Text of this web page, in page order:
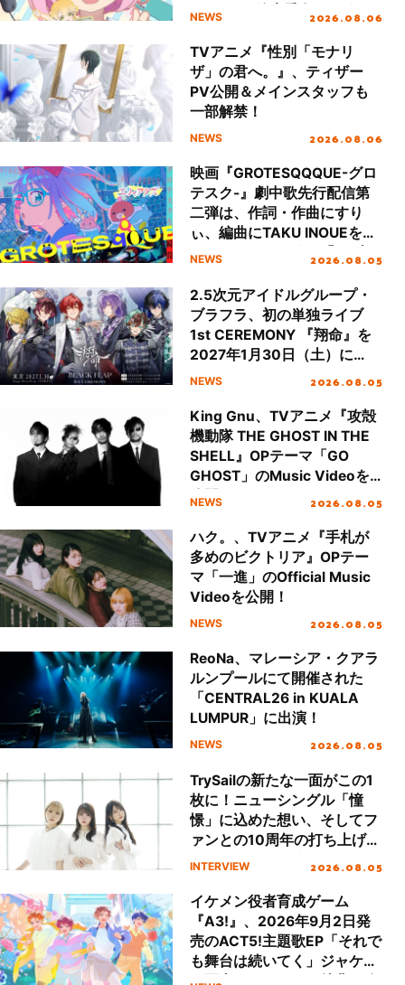
み（CV：鈴木愛奈）が歌う
開！
NEWS 2026.08.06
TVアニメ『性別「モナリ
ザ」の君へ。』、ティザー
PV公開＆メインスタッフも
一部解禁！
NEWS 2026.08.06
映画『GROTESQQQUE-グロ
テスク-』劇中歌先行配信第
二弾は、作詞・作曲にすり
ぃ、編曲にTAKU INOUEを携
え、はしメロが歌う「ラブカ
NEWS 2026.08.05
2.5次元アイドルグループ・
ブラフラ、初の単独ライブ
1st CEREMONY 『翔命』を
2027年1月30日（土）に
Zepp DiverCity(TOKYO)で開
NEWS 2026.08.05
King Gnu、TVアニメ『攻殻
機動隊 THE GHOST IN THE
SHELL』OPテーマ「GO
GHOST」のMusic Videoを
公開！
NEWS 2026.08.05
ハク。、TVアニメ『手札が
多めのビクトリア』OPテー
マ「一進」のOfficial Music
Videoを公開！
NEWS 2026.08.05
ReoNa、マレーシア・クアラ
ルンプールにて開催された
「CENTRAL26 in KUALA
LUMPUR」に出演！
NEWS 2026.08.05
TrySailの新たな一面がこの1
枚に！ニューシングル「憧
憬」に込めた想い、そしてフ
ァンとの10周年の打ち上げラ
イブを終えた心境を聞いた。
INTERVIEW 2026.08.05
イケメン役者育成ゲーム
『A3!』、2026年9月2日発
売のACT5!主題歌EP「それで
も舞台は続いてく」ジャケッ
ト写真とオリジナル特典を公